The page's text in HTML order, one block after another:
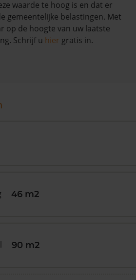
waarde te hoog is en dat er
gemeentelijke belastingen. Met
op de hoogte van uw laatste
Schrijf u hier gratis in.
46 m2
90 m2